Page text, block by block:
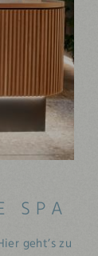
SPA
geht’s zu